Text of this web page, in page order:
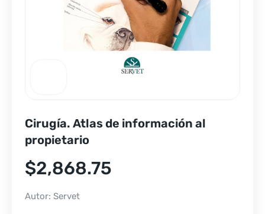
Cirugía. Atlas de información al
propietario
$2,868.75
Autor: Servet